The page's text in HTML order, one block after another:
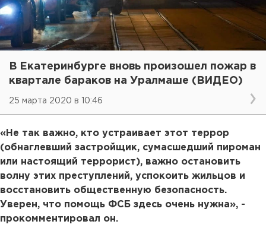
В Екатеринбурге вновь произошел пожар в
квартале бараков на Уралмаше (ВИДЕО)
25 марта 2020 в 10:46
«Не так важно, кто устраивает этот террор
(обнаглевший застройщик, сумасшедший пироман
или настоящий террорист), важно остановить
волну этих преступлений, успокоить жильцов и
восстановить общественную безопасность.
Уверен, что помощь ФСБ здесь очень нужна», -
прокомментировал он.